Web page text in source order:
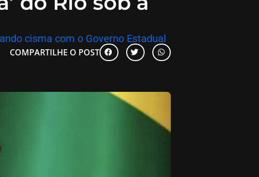
cisma com o Governo Estadual
COMPARTILHE O POST